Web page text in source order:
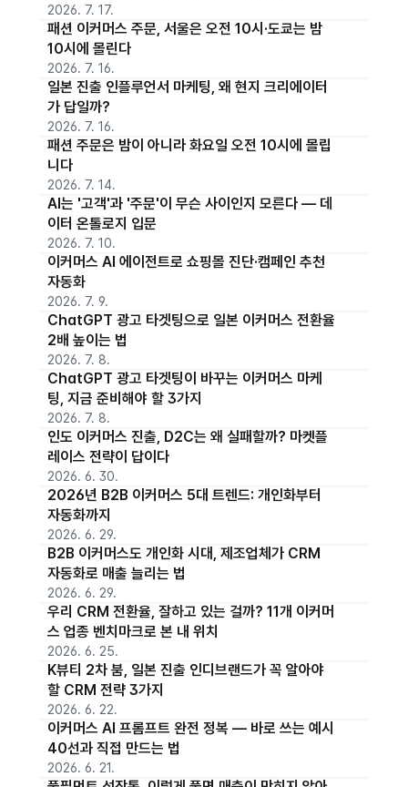
2026. 7. 17.
패션 이커머스 주문, 서울은 오전 10시·도쿄는 밤
10시에 몰린다
2026. 7. 16.
일본 진출 인플루언서 마케팅, 왜 현지 크리에이터
가 답일까?
2026. 7. 16.
패션 주문은 밤이 아니라 화요일 오전 10시에 몰립
니다
2026. 7. 14.
AI는 '고객'과 '주문'이 무슨 사이인지 모른다 — 데
이터 온톨로지 입문
2026. 7. 10.
이커머스 AI 에이전트로 쇼핑몰 진단·캠페인 추천
자동화
2026. 7. 9.
ChatGPT 광고 타겟팅으로 일본 이커머스 전환율
2배 높이는 법
2026. 7. 8.
ChatGPT 광고 타겟팅이 바꾸는 이커머스 마케
팅, 지금 준비해야 할 3가지
2026. 7. 8.
인도 이커머스 진출, D2C는 왜 실패할까? 마켓플
레이스 전략이 답이다
2026. 6. 30.
2026년 B2B 이커머스 5대 트렌드: 개인화부터
자동화까지
2026. 6. 29.
B2B 이커머스도 개인화 시대, 제조업체가 CRM
자동화로 매출 늘리는 법
2026. 6. 29.
우리 CRM 전환율, 잘하고 있는 걸까? 11개 이커머
스 업종 벤치마크로 본 내 위치
2026. 6. 25.
K뷰티 2차 붐, 일본 진출 인디브랜드가 꼭 알아야
할 CRM 전략 3가지
2026. 6. 22.
이커머스 AI 프롬프트 완전 정복 — 바로 쓰는 예시
40선과 직접 만드는 법
2026. 6. 21.